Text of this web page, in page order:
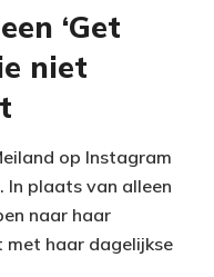
‘Get
niet
op Instagram
In plaats van alleen
naar haar
met haar dagelijkse